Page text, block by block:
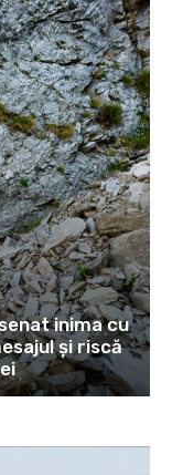
inima cu
și riscă